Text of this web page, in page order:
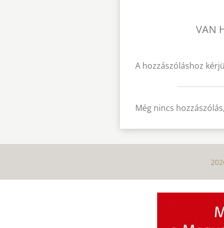
VAN
A hozzászóláshoz
Még nincs